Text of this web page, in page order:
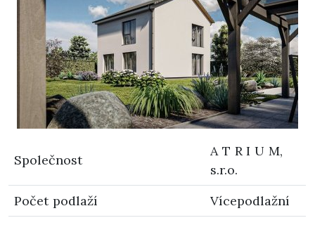
Společnost
A T R I U M,
s.r.o.
Počet podlaží
Vícepodlažní